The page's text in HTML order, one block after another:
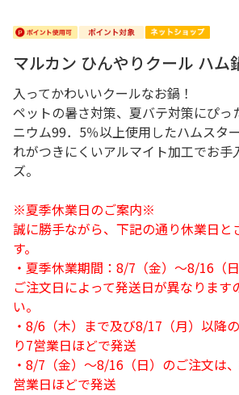
マルカン ひんやりクール ハム
入ってかわいいクールなお鍋！
ペットの暑さ対策、夏バテ対策にぴっ
ニウム99．5％以上使用したハムスタ
れがつきにくいアルマイト加工でお手
ズ。
※夏季休業日のご案内※
誠に勝手ながら、下記の通り休業日と
す。
・夏季休業期間：8/7（金）～8/16（日
ご注文日によって発送日が異なります
い。
・8/6（木）まで及び8/17（月）以降
り7営業日ほどで発送
・8/7（金）～8/16（日）のご注文は
営業日ほどで発送